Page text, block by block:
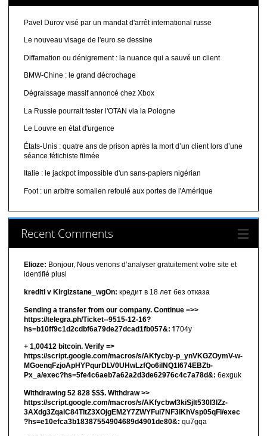
Pavel Durov visé par un mandat d'arrêt international russe
Le nouveau visage de l'euro se dessine
Diffamation ou dénigrement : la nuance qui a sauvé un client
BMW-Chine : le grand décrochage
Dégraissage massif annoncé chez Xbox
La Russie pourrait tester l'OTAN via la Pologne
Le Louvre en état d'urgence
États-Unis : quatre ans de prison après la mort d’un client lors d’une
séance fétichiste filmée
Italie : le jackpot impossible d'un sans-papiers nigérian
Foot : un arbitre somalien refoulé aux portes de l'Amérique
Recent Comments
Elioze: Bonjour, Nous venons d’analyser gratuitement votre site et
identifié plusi
krediti v Kirgizstane_wgOn: кредит в 18 лет без отказа
Sending a transfer from our company. Continue =>>
https://telegra.ph/Ticket--9515-12-16?
hs=b10ff9c1d2cdbf6a79de27dcad1fb057&: fi704y
+ 1,00412 bitсоin. Verify =>
https://script.google.com/macros/s/AKfycby-p_ynVKGZOymV-w-
MGoenqFzjoApHYPqurDLV0UHwLzfQo6ilNQ1l674EBZb-
Px_a/exec?hs=5fe4c6aeb7a62a2d3de62976c4c7a78d&: 6exguk
Withdrawing 52 828 $$$. Withdrаw >>
https://script.google.com/macros/s/AKfycbwl3kiSjlt530I3lZz-
3AXdg3ZqalC84TltZ3XOjgEM2Y7ZWYFui7NF3iKhVsp05qFl/exec
?hs=e10efca3b18387554904689d4901de80&: qu7gqa